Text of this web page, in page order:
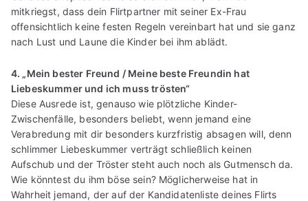
mitkriegst, dass dein Flirtpartner mit seiner Ex-Frau
offensichtlich keine festen Regeln vereinbart hat und sie ganz
nach Lust und Laune die Kinder bei ihm ablädt.
4. „Mein bester Freund / Meine beste Freundin hat
Liebeskummer und ich muss trösten“
Diese Ausrede ist, genauso wie plötzliche Kinder-
Zwischenfälle, besonders beliebt, wenn jemand eine
Verabredung mit dir besonders kurzfristig absagen will, denn
schlimmer Liebeskummer verträgt schließlich keinen
Aufschub und der Tröster steht auch noch als Gutmensch da.
Wie könntest du ihm böse sein? Möglicherweise hat in
Wahrheit jemand, der auf der Kandidatenliste deines Flirts